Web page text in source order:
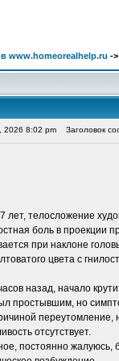
www.homeorealhelp.ru -
2026 8:02 pm Заголовок
лет, телосложение
боль в проекции
при наклоне
цвета с
назад, начало
простывшим, но
переутомление,
отсутствует.
постоянно жалуюсь,